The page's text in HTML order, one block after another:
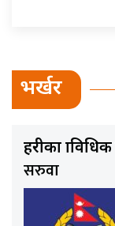
भर्खर
प्रहरीका प्राविधिक
सरुवा